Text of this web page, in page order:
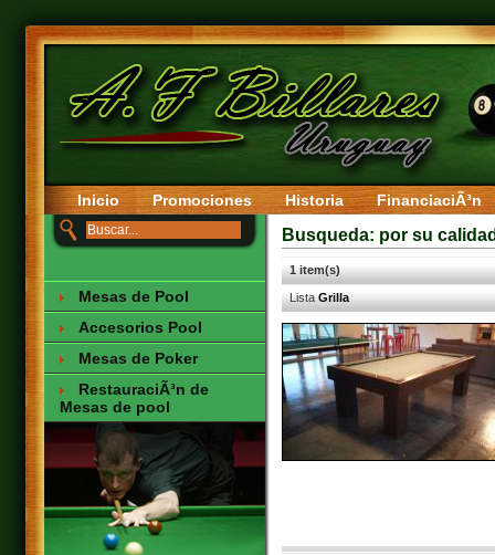
Inicio Promociones Historia FinanciaciÃ³n
Mesas de Pool
Accesorios Pool
Mesas de Poker
RestauraciÃ³n de
Mesas de pool
Busqueda: por su
1 item(s)
ListaGrilla